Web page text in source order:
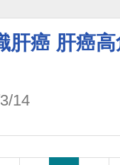
肝癌 肝癌
14